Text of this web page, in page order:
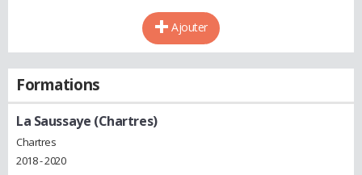
Ajouter
Formations
La Saussaye (Chartres)
Chartres
2018 - 2020